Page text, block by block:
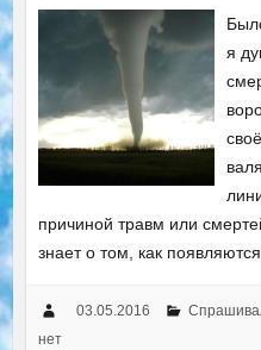
я
причиной травм или
знает о том, как
03.05.2016
нет